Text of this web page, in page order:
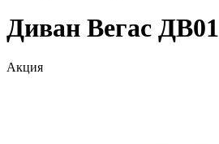
Диван Вегас ДВ01
Акция